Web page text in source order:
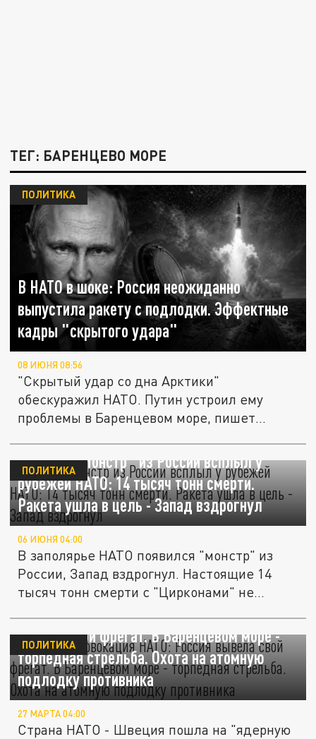
ТЕГ: БАРЕНЦЕВО МОРЕ
В НАТО в шоке: Россия неожиданно
выпустила ракету с подлодки. Эффектные
кадры "скрытого удара"
ПОЛИТИКА
08 ИЮНЯ 08:56
"Скрытый удар со дна Арктики"
обескуражил НАТО. Путин устроил ему
проблемы в Баренцевом море, пишет
Довели! "Монстр" из России всплыл у
рубежей НАТО: 14 тысяч тонн смерти.
Ракета ушла в цель - Запад вздрогнул
ПОЛИТИКА
06 ИЮНЯ 04:00
В заполярье НАТО появился "монстр" из
России, Запад вздрогнул. Настоящие 14
тысяч тонн смерти с "Цирконами" не...
"Ядерная провокация" НАТО: Россия
вывела свой фрегат. В Баренцевом море -
торпедная стрельба. Охота на атомную
подлодку противника
ПОЛИТИКА
27 МАРТА 04:00
Страна НАТО - Швеция пошла на "ядерную